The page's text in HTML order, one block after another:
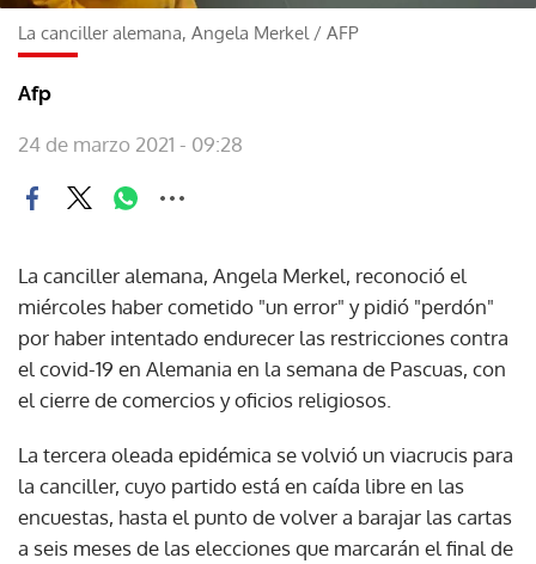
La canciller alemana, Angela Merkel / AFP
Afp
24 de marzo 2021 - 09:28
La canciller alemana, Angela Merkel, reconoció el
miércoles haber cometido "un error" y pidió "perdón"
por haber intentado endurecer las restricciones contra
el covid-19 en Alemania en la semana de Pascuas, con
el cierre de comercios y oficios religiosos.
La tercera oleada epidémica se volvió un viacrucis para
la canciller, cuyo partido está en caída libre en las
encuestas, hasta el punto de volver a barajar las cartas
a seis meses de las elecciones que marcarán el final de